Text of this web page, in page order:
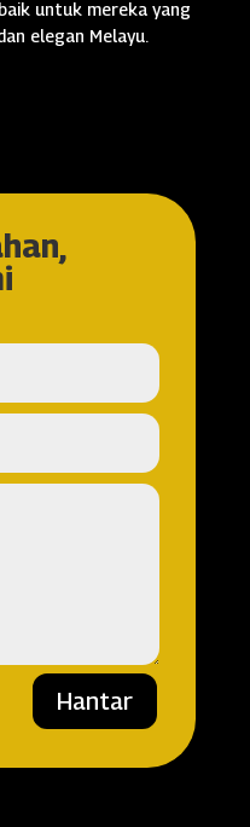
untuk mereka yang
elegan Melayu.
Hantar